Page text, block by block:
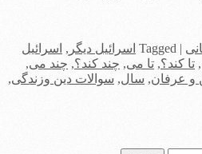
|
Tagged اسرائیل دیگر , اسرائیل
, تا کند؟, تا می, چند کند؟, چند می,
و عرفان, سال, سوالات دین وزندگی,